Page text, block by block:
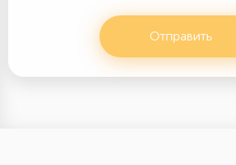
Отправить